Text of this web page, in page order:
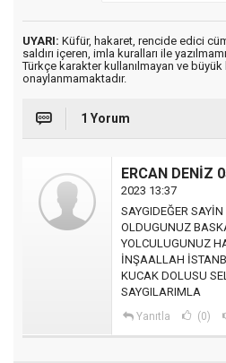
UYARI: Küfür, hakaret, rencide edici
saldırı içeren, imla kuralları ile
Türkçe karakter kullanılmayan ve büyük
onaylanmamaktadır.
1 Yorum
ERCAN DENİZ
2023 13:37
SAYGIDEĞER
OLDUGUNUZ
YOLCULUGUNUZ
İNŞAALLAH
KUCAK DOLUSU
SAYGILARIMLA
Yanıtla (0)